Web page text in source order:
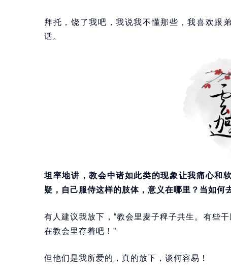
拜托，饶了我吧，我说我不懂那些，我喜欢跟
话。
坦率地讲，教会中诸如此类的现象让我痛心和
疑，自己服侍这样的肢体，意义在哪里？当如何
有人建议我放下，“教会里麦子稗子共生。有些
在教会里存着吧！”
但他们是我所爱的，真的放下，谈何容易！